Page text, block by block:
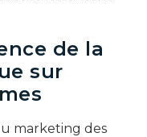
de la
sur
marketing des